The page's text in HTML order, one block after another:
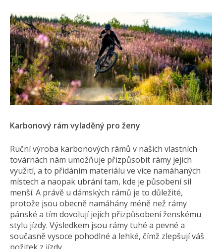
Karbonový rám vyladěný pro ženy
Ruční výroba karbonových rámů v našich vlastních
továrnách nám umožňuje přizpůsobit rámy jejich
využití, a to přidáním materiálu ve více namáhaných
místech a naopak ubrání tam, kde je působení sil
menší. A právě u dámských rámů je to důležité,
protože jsou obecně namáhány méně než rámy
pánské a tím dovolují jejich přizpůsobení ženskému
stylu jízdy. Výsledkem jsou rámy tuhé a pevné a
současně vysoce pohodlné a lehké, čímž zlepšují váš